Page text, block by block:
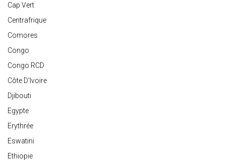
Cap Vert
Centrafrique
Comores
Congo
Congo RCD
Côte D'Ivoire
Djibouti
Egypte
Erythrée
Eswatini
Ethiopie